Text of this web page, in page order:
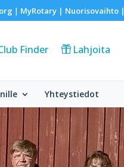
| MyRotary | Nuorisovaihto|
Finder Lahjoita
Yhteystiedot